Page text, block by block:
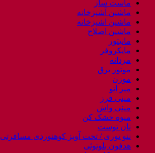
ماست ساز
ماشین آشپزخانه
ماشین اشپزخانه
ماشین اصلاح
مانیتور
مایکروفر
مردانه
موتور برق
موزن
میز اتو
مینی فرز
مینی واش
میوه خشک کن
نان توست
ننو توری / تخت آویز کوهنوردی مسافرتی
هدفون بلوتوثی